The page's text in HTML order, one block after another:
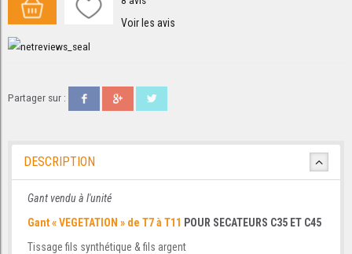
Voir les avis
Partager sur :
DESCRIPTION
Gant vendu à l'unité
Gant « VEGETATION » de T7 à T11 POUR SECATEURS C35 ET C45
Tissage fils synthétique & fils argent